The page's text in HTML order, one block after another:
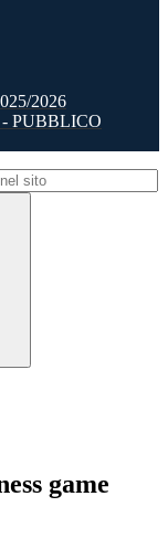
2026
- PUBBLICO
game